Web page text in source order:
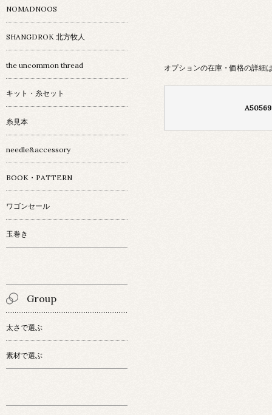
オプションの在庫・価格の詳細
NOMADNOOS
SHANGDROK 北方牧人
the uncommon thread
キット・糸セット
糸見本
needle&accessory
BOOK・PATTERN
ワゴンセール
玉巻き
Group
太さで選ぶ
素材で選ぶ